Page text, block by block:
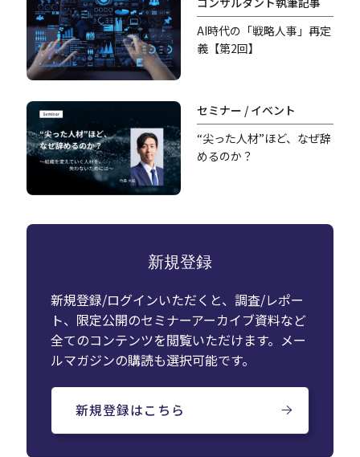
AI時代の「戦略人事」再定
義【第2回】
セミナー / イベント
“尖った人材”ほど、なぜ辞
めるのか？
新規登録
新規登録/ログインいただくと、調査/レポー
ト、限定公開のセミナーアーカイブ資料など
全てのコンテンツを閲覧いただけます。メー
ルマガジンの購読も選択可能です。
新規登録はこちら